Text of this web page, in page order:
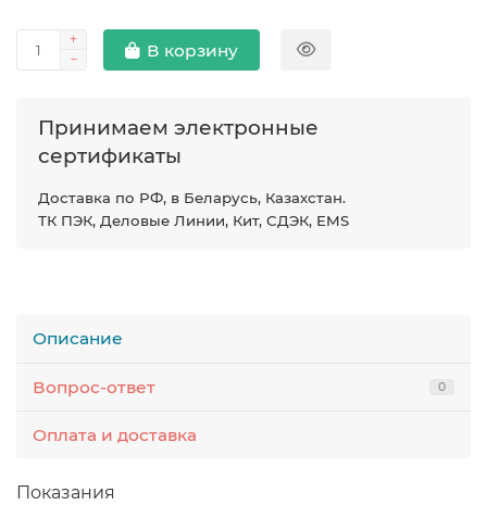
В корзину
Принимаем электронные
сертификаты
Доставка по РФ, в Беларусь, Казахстан.
ТК ПЭК, Деловые Линии, Кит, СДЭК, EMS
Описание
Вопрос-ответ 0
Оплата и доставка
Показания